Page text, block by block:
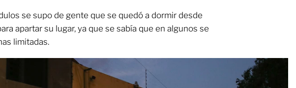
se supo de gente que se quedó a dormir desde
apartar su lugar, ya que se sabía que en algunos se
limitadas.